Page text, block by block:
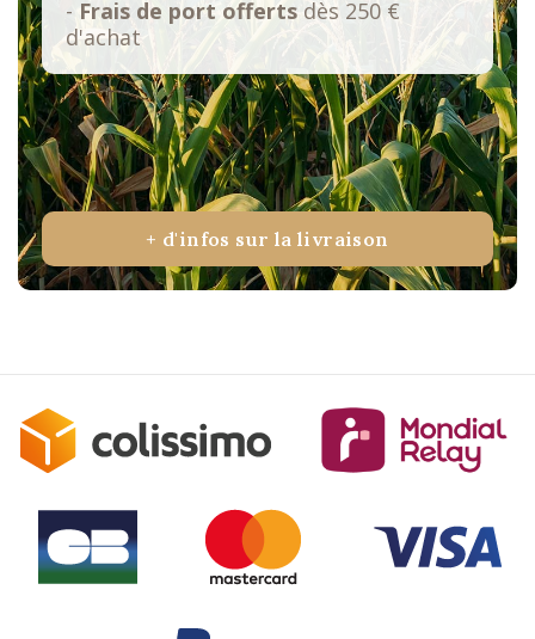
- Frais de port offerts dès 250 €
d'achat
+ d'infos sur la livraison